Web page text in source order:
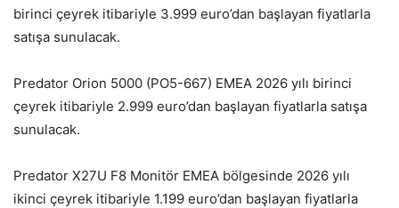
birinci çeyrek itibariyle 3.999 euro’dan başlayan fiyatlarla
satışa sunulacak.
Predator Orion 5000 (PO5-667) EMEA 2026 yılı birinci
çeyrek itibariyle 2.999 euro’dan başlayan fiyatlarla satışa
sunulacak.
Predator X27U F8 Monitör EMEA bölgesinde 2026 yılı
ikinci çeyrek itibariyle 1.199 euro’dan başlayan fiyatlarla